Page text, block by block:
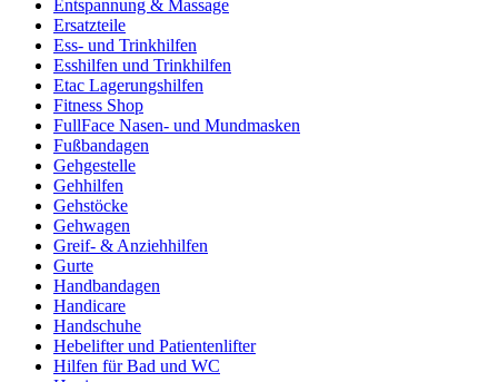
Entspannung & Massage
Ersatzteile
Ess- und Trinkhilfen
Esshilfen und Trinkhilfen
Etac Lagerungshilfen
Fitness Shop
FullFace Nasen- und Mundmasken
Fußbandagen
Gehgestelle
Gehhilfen
Gehstöcke
Gehwagen
Greif- & Anziehhilfen
Gurte
Handbandagen
Handicare
Handschuhe
Hebelifter und Patientenlifter
Hilfen für Bad und WC